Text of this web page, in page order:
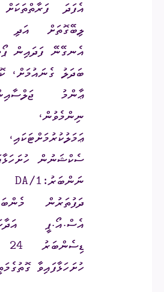
އެފަދަ
ލިބޭގޮތަށް އަދި
އެނގޭނޭ ފަދައިން
ޢާންމު
ނިންމެވުން،
ސެކްޝަނުން
ނަންބަރު:DA/1
ދަފުތަރުން
ހުށަހަޅާފައިވާ